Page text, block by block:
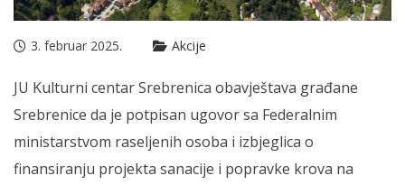
3. februar 2025. Akcije
JU Kulturni centar Srebrenica obavještava građane
Srebrenice da je potpisan ugovor sa Federalnim
ministarstvom raseljenih osoba i izbjeglica o
finansiranju projekta sanacije i popravke krova na